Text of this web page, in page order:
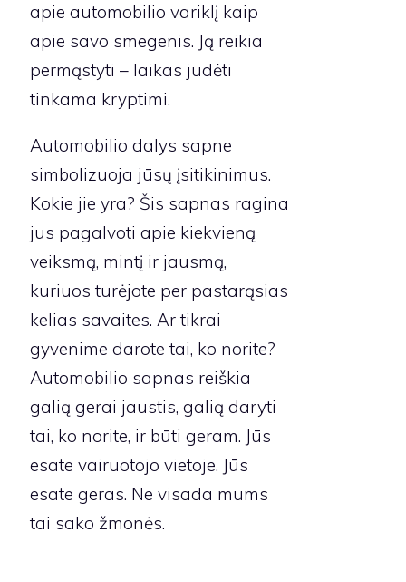
apie automobilio variklį kaip
apie savo smegenis. Ją reikia
permąstyti – laikas judėti
tinkama kryptimi.
Automobilio dalys sapne
simbolizuoja jūsų įsitikinimus.
Kokie jie yra? Šis sapnas ragina
jus pagalvoti apie kiekvieną
veiksmą, mintį ir jausmą,
kuriuos turėjote per pastarąsias
kelias savaites. Ar tikrai
gyvenime darote tai, ko norite?
Automobilio sapnas reiškia
galią gerai jaustis, galią daryti
tai, ko norite, ir būti geram. Jūs
esate vairuotojo vietoje. Jūs
esate geras. Ne visada mums
tai sako žmonės.